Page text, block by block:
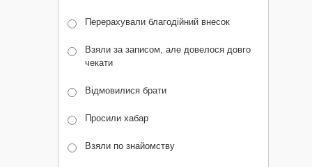
Перерахували благодійний внесок
Взяли за записом, але довелося довго
чекати
Відмовилися брати
Просили хабар
Взяли по знайомству